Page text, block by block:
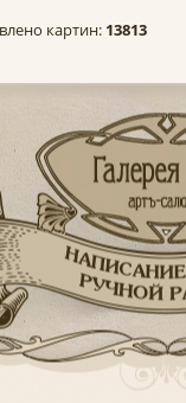
картин: 13813